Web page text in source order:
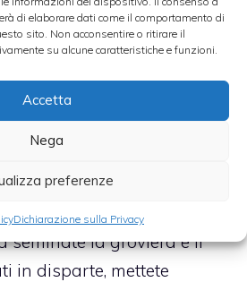
di elaborare dati come il comportamento di
sito. Non acconsentire o ritirare il
su alcune caratteristiche e funzioni.
Accetta
Nega
preferenze
Dichiarazione sulla Privacy
delle fettuccine
disponete la
un pizzico di pepe bianco,
rimaste,
seminate la groviera e il
in disparte, mettete